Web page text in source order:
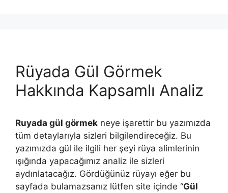
Rüyada Gül Görmek
Hakkında Kapsamlı Analiz
Ruyada gül görmek neye işarettir bu yazımızda
tüm detaylarıyla sizleri bilgilendireceğiz. Bu
yazımızda gül ile ilgili her şeyi rüya alimlerinin
ışığında yapacağımız analiz ile sizleri
aydınlatacağız. Gördüğünüz rüyayı eğer bu
sayfada bulamazsanız lütfen site içinde “Gül